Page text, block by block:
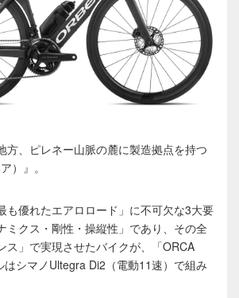
方、ピレネー山脈の麓に製造拠点を持つ
）』。
も優れたエアロロード」に不可欠な3大要
ミクス・剛性・操縦性」であり、その全
ス」で実現させたバイクが、「ORCA
はシマノUltegra Di2（電動11速）で組み